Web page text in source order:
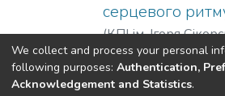
серцевого
(КПІ ім. Ігоря
Скопець,
Короткий, Євген
Show more
We collect and process your personal
following purposes: Authentication,
Acknowledgement and Statistics.